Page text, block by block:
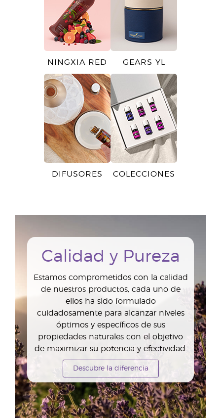
NINGXIA RED GEARS YL
DIFUSORES COLECCIONES
Calidad y Pureza
Estamos comprometidos con la calidad
de nuestros productos, cada uno de
ellos ha sido formulado
cuidadosamente para alcanzar niveles
óptimos y específicos de sus
propiedades naturales con el objetivo
de maximizar su potencia y efectividad.
Descubre la diferencia